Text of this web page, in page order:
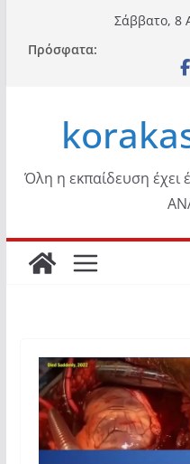
περιεχόμενο
Σάββατο, 8
Πρόσφατα:
Όλη η εκπαίδευση έχει